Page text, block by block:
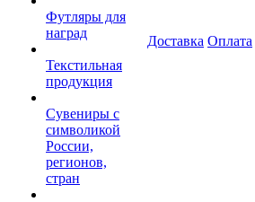
Футляры для
наград
Текстильная
продукция
Сувениры с
символикой
России,
регионов,
стран
Доставка Оплата